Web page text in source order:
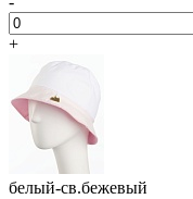
+
белый-св.бежевый